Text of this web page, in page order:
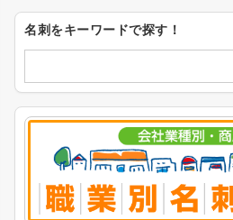
名刺をキーワードで探す！